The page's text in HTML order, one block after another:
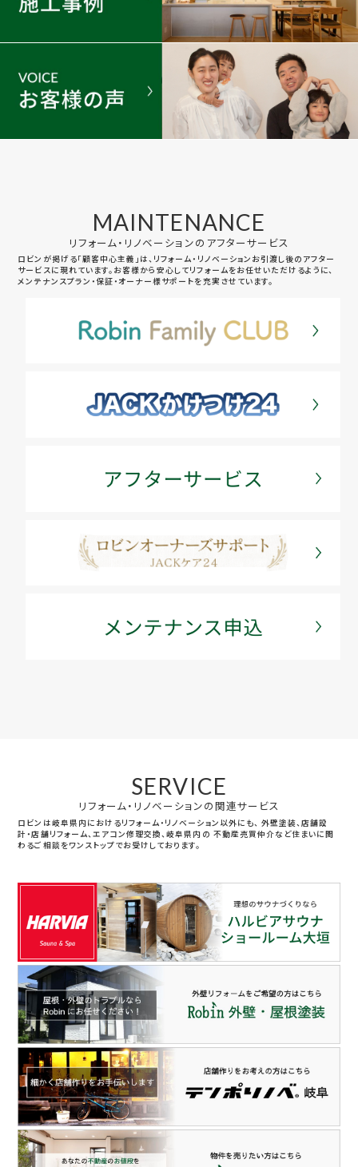
MAINTENANCE
リフォーム・リノベーションのアフターサービス
ロビンが掲げる「顧客中心主義」は、リフォーム・リノベーションお引渡し後のアフター
サービスに現れています。お客様から安心してリフォームをお任せいただけるように、
メンテナンスプラン・保証・オーナー様サポートを充実させています。
SERVICE
リフォーム・リノベーションの関連サービス
ロビンは岐阜県内におけるリフォーム・リノベーション以外にも、 外壁塗装、店舗設
計・店舗リフォーム、エアコン修理交換、岐阜県内の 不動産売買仲介など住まいに関
わるご相談をワンストップでお受けしております。